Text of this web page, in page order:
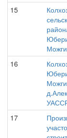
15
16
17